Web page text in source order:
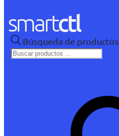
Búsqueda de productos